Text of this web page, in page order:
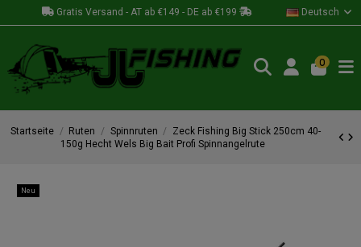
Gratis Versand - AT ab €149 - DE ab €199 Deutsch
0
Startseite Ruten Spinnruten
Zeck Fishing Big Stick 250cm 40-
150g Hecht Wels Big Bait Profi Spinnangelrute
Neu